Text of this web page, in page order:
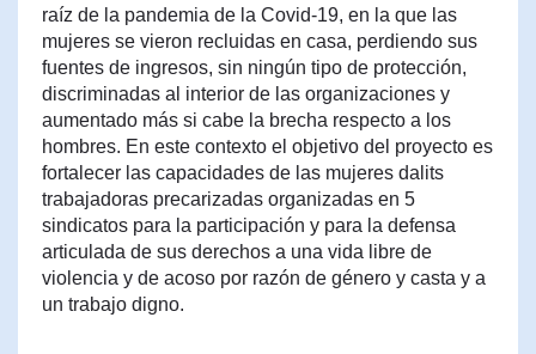
raíz de la pandemia de la Covid-19, en la que las
mujeres se vieron recluidas en casa, perdiendo sus
fuentes de ingresos, sin ningún tipo de protección,
discriminadas al interior de las organizaciones y
aumentado más si cabe la brecha respecto a los
hombres. En este contexto el objetivo del proyecto es
fortalecer las capacidades de las mujeres dalits
trabajadoras precarizadas organizadas en 5
sindicatos para la participación y para la defensa
articulada de sus derechos a una vida libre de
violencia y de acoso por razón de género y casta y a
un trabajo digno.